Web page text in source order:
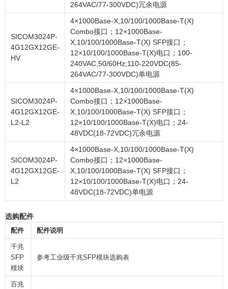
264VAC/77-300VDC)冗余电源
SICOM3024P-
4G12GX12GE-
HV
4×1000Base-X,10/100/1000Base-T(X)
Combo接口；12×1000Base-
X,10/100/1000Base-T(X) SFP接口；
12×10/100/1000Base-T(X)电口；100-
240VAC,50/60Hz;110-220VDC(85-
264VAC/77-300VDC)单电源
SICOM3024P-
4G12GX12GE-
L2-L2
4×1000Base-X,10/100/1000Base-T(X)
Combo接口；12×1000Base-
X,10/100/1000Base-T(X) SFP接口；
12×10/100/1000Base-T(X)电口；24-
48VDC(18-72VDC)冗余电源
SICOM3024P-
4G12GX12GE-
L2
4×1000Base-X,10/100/1000Base-T(X)
Combo接口；12×1000Base-
X,10/100/1000Base-T(X) SFP接口；
12×10/100/1000Base-T(X)电口；24-
48VDC(18-72VDC)单电源
选购配件
配件 配件说明
千兆
SFP
模块
参考工业级千兆SFP模块选购表
百兆